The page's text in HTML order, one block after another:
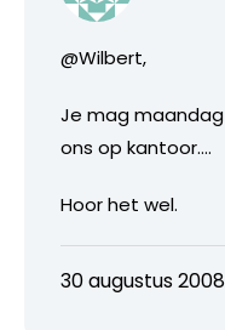
@Wilbert,
Je mag
ons op kantoor….
Hoor het wel.
30 augustus